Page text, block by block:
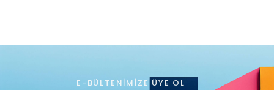
E-BÜLTENIMIZE ÜYE OL